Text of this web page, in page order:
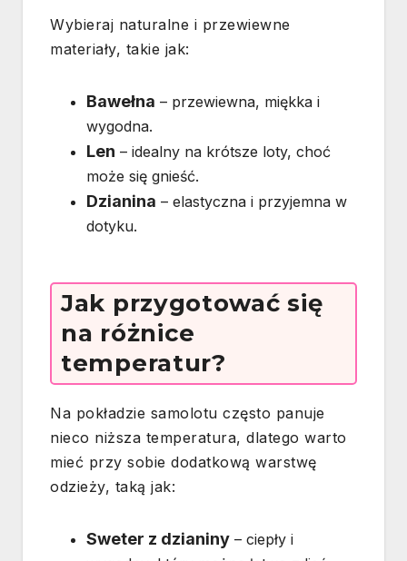
Wybieraj naturalne i przewiewne
materiały, takie jak:
Bawełna – przewiewna, miękka i
wygodna.
Len – idealny na krótsze loty, choć
może się gnieść.
Dzianina – elastyczna i przyjemna w
dotyku.
Jak przygotować się
na różnice
temperatur?
Na pokładzie samolotu często panuje
nieco niższa temperatura, dlatego warto
mieć przy sobie dodatkową warstwę
odzieży, taką jak:
Sweter z dzianiny – ciepły i